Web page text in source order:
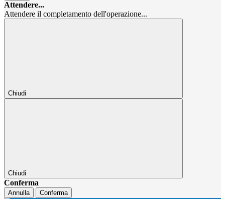
Attendere...
Attendere il completamento dell'operazione...
Chiudi
Chiudi
Conferma
Annulla Conferma